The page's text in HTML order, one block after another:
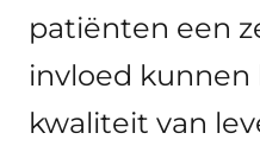
patiënten een
invloed
kwaliteit van